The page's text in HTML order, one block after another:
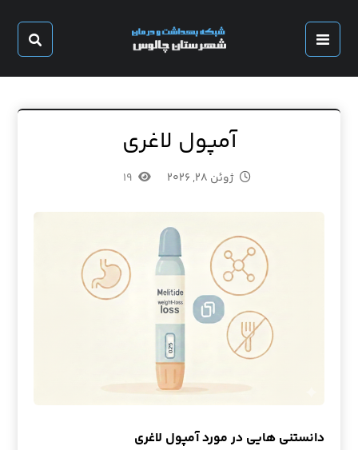
آمپول لاغری
ژوئن ۲۸, ۲۰۲۶ ۱۹
دانستنی هایی در مورد آمپول لاغری